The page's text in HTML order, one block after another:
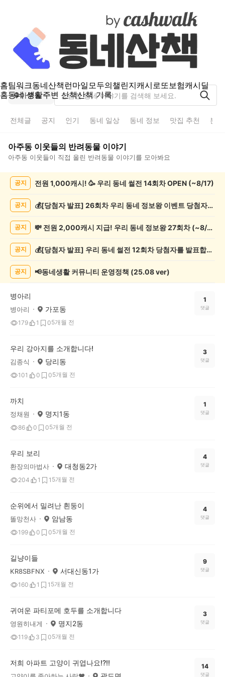
홈팀워크동네산책런마일모두의챌린지캐시로또보험캐시딜
홈동네 생활주변 산책산책 기록
아주동
전체글 공지 인기 동네 일상 동네 정보 맛집 추천 분
아주동 이웃들의 반려동물 이야기
아주동 이웃들이 직접 올린 반려동물 이야기를 모아봐요
록
공지 전원 1,000캐시! 🥳 우리 동네 썰전 14회차 OPEN (~8/17)
공지 💰[당첨자 발표] 26회차 우리 동네 정보왕 이벤트 당첨자를 발표합니다!
공지 💸 전원 2,000캐시 지급! 우리 동네 정보왕 27회차 (~8/10)
공지 💰[당첨자 발표] 우리 동네 썰전 12회차 당첨자를 발표합니다!
공지 📢동네생활 커뮤니티 운영정책 (25.08 ver)
병아리
병아리 가포동
179 1 05개월 전
1
댓글
우리 강아지를 소개합니다!
김종식 당리동
101 0 05개월 전
3
댓글
까치
정채원 명지1동
86 0 05개월 전
1
댓글
우리 보리
환장의마법사 대청동2가
204 1 1 5개월 전
4
댓글
순위에서 밀려난 흰둥이
똘망천사 암남동
199 0 05개월 전
4
댓글
길냥이들
KR8SBFNX 서대신동1가
160 1 1 5개월 전
9
댓글
귀여운 파티포메 호두를 소개합니다
영원히내게 명지2동
119 3 05개월 전
3
댓글
저희 아파트 고양이 귀엽나요!?!! 14
댓글